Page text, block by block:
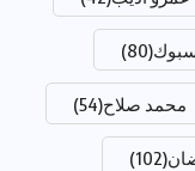
(80)
محمد صلاح(54)
(102)